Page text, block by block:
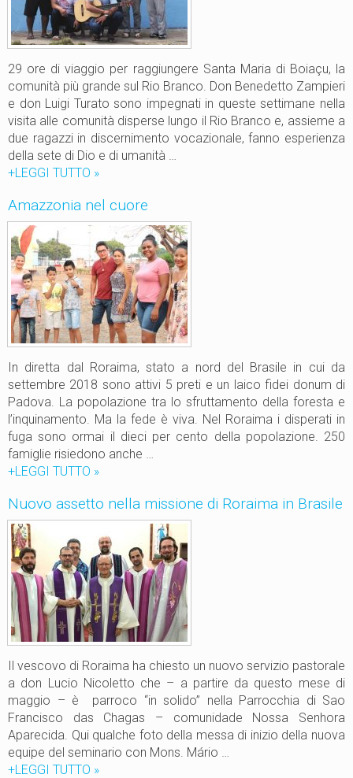
o
r
a
m
a
:
a
r
m
n
e
s
f
i
d
a
e
l
B
a
s
s
o
i
r
a
n
c
o
29 ore di viaggio per raggiungere Santa Maria di Boiaçu, la
comunità più grande sul Rio Branco. Don Benedetto Zampieri
e don Luigi Turato sono impegnati in queste settimane nella
visita alle comunità disperse lungo il Rio Branco e, assieme a
due ragazzi in discernimento vocazionale, fanno esperienza
della sete di Dio e di umanità …
+LEGGI TUTTO
a
f
e
d
e
s
i
r
a
f
f
o
z
a
d
n
a
d
o
l
a
”
:
a
m
s
s
i
»
Amazzonia nel cuore
In diretta dal Roraima, stato a nord del Brasile in cui da
settembre 2018 sono attivi 5 preti e un laico fidei donum di
Padova. La popolazione tra lo sfruttamento della foresta e
l’inquinamento. Ma la fede è viva. Nel Roraima i disperati in
fuga sono ormai il dieci per cento della popolazione. 250
famiglie risiedono anche …
+LEGGI TUTTO A
a
z
o
n
i
a
n
e
l
c
u
o
r
e
»
Nuovo assetto nella missione di Roraima in Brasile
Il vescovo di Roraima ha chiesto un nuovo servizio pastorale
a don Lucio Nicoletto che – a partire da questo mese di
maggio – è parroco “in solido” nella Parrocchia di Sao
Francisco das Chagas – comunidade Nossa Senhora
Aparecida. Qui qualche foto della messa di inizio della nuova
equipe del seminario con Mons. Mário …
+LEGGI TUTTO N
»